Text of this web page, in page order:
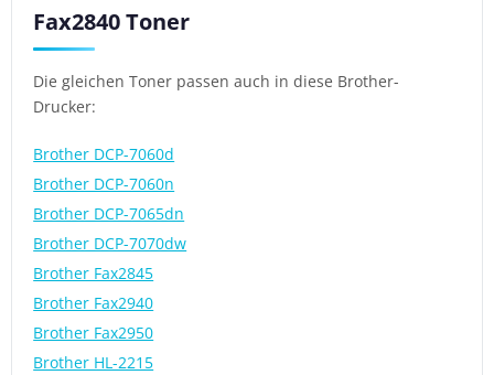
Fax2840 Toner
Die gleichen Toner passen auch in diese Brother-
Drucker:
Brother DCP-7060d
Brother DCP-7060n
Brother DCP-7065dn
Brother DCP-7070dw
Brother Fax2845
Brother Fax2940
Brother Fax2950
Brother HL-2215